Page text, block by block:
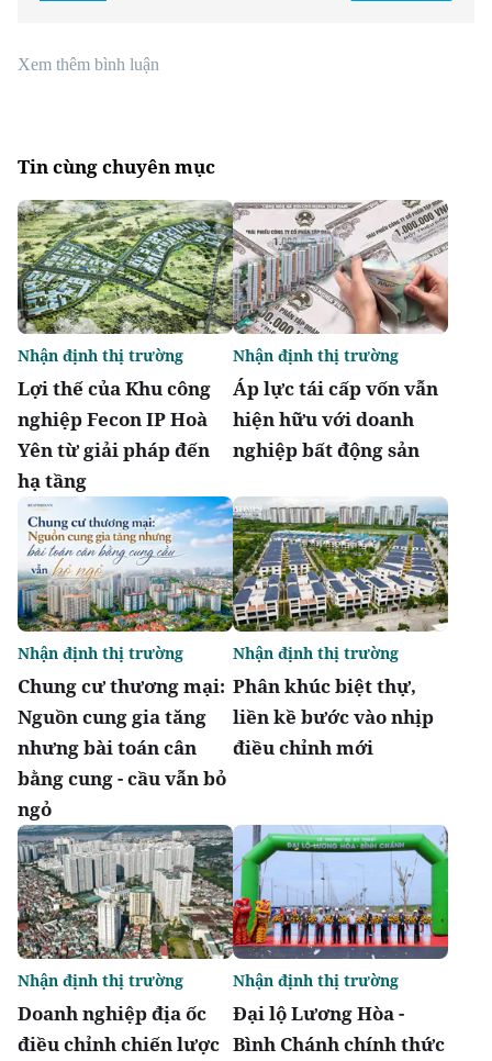
Xem thêm bình luận
Tin cùng chuyên mục
Lợi thế của Khu công
nghiệp Fecon IP Hoà
Yên từ giải pháp đến
hạ tầng
Nhận định thị trường
Áp lực tái cấp vốn vẫn
hiện hữu với doanh
nghiệp bất động sản
Nhận định thị trường
Chung cư thương mại:
Nguồn cung gia tăng
nhưng bài toán cân
bằng cung - cầu vẫn bỏ
ngỏ
Nhận định thị trường
Phân khúc biệt thự,
liền kề bước vào nhịp
điều chỉnh mới
Nhận định thị trường
Doanh nghiệp địa ốc
điều chỉnh chiến lược
Nhận định thị trường
Đại lộ Lương Hòa -
Bình Chánh chính thức
Nhận định thị trường